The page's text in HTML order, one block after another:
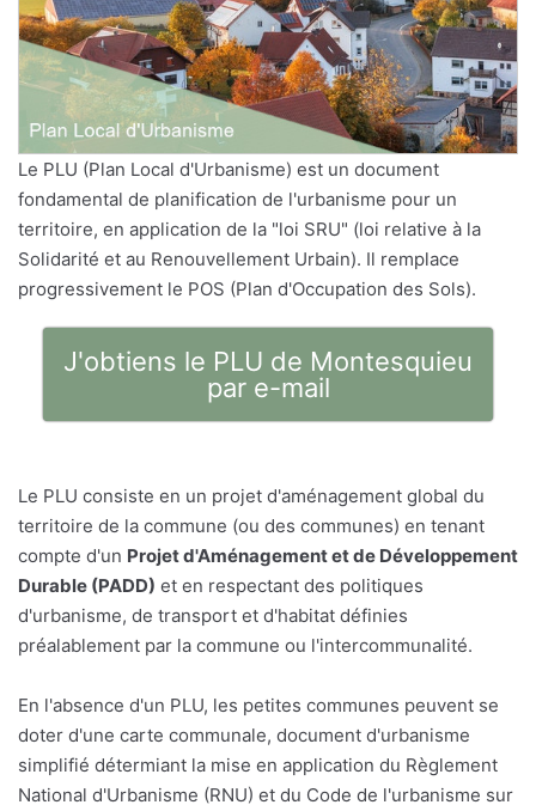
Le PLU (Plan Local d'Urbanisme) est un document
fondamental de planification de l'urbanisme pour un
territoire, en application de la "loi SRU" (loi relative à la
Solidarité et au Renouvellement Urbain). Il remplace
progressivement le POS (Plan d'Occupation des Sols).
J'obtiens le PLU de Montesquieu
par e-mail
Le PLU consiste en un projet d'aménagement global du
territoire de la commune (ou des communes) en tenant
compte d'un Projet d'Aménagement et de Développement
Durable (PADD) et en respectant des politiques
d'urbanisme, de transport et d'habitat définies
préalablement par la commune ou l'intercommunalité.
En l'absence d'un PLU, les petites communes peuvent se
doter d'une carte communale, document d'urbanisme
simplifié détermiant la mise en application du Règlement
National d'Urbanisme (RNU) et du Code de l'urbanisme sur